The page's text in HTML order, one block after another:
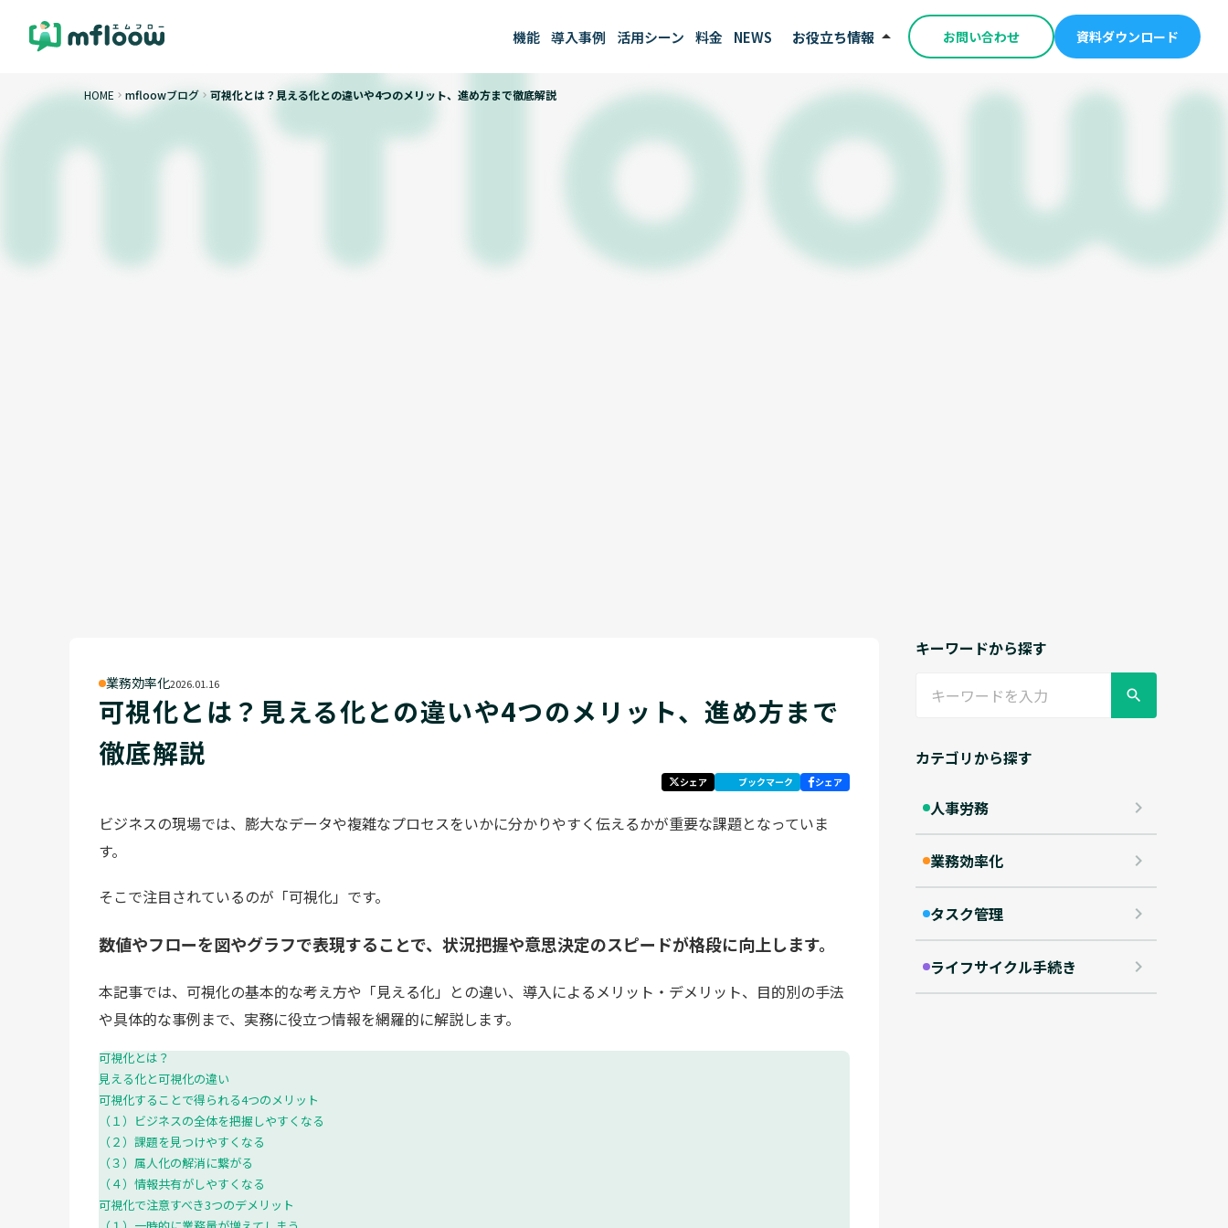
HOME keyboard_arrow_right mfloowブログ keyboard_arrow_right 可視化とは？見える化との違いや4つのメリット、進め方まで徹底解説
業務効率化2026.01.16
可視化とは？見える化との違いや4つのメリット、進め方まで
徹底解説
シェア ブックマーク シェア
ビジネスの現場では、膨大なデータや複雑なプロセスをいかに分かりやすく伝えるかが重要な課題となっていま
す。
そこで注目されているのが「可視化」です。
数値やフローを図やグラフで表現することで、状況把握や意思決定のスピードが格段に向上します。
本記事では、可視化の基本的な考え方や「見える化」との違い、導入によるメリット・デメリット、目的別の手法
や具体的な事例まで、実務に役立つ情報を網羅的に解説します。
可視化とは？
見える化と可視化の違い
可視化することで得られる4つのメリット
（１）ビジネスの全体を把握しやすくなる
（２）課題を見つけやすくなる
（３）属人化の解消に繋がる
（４）情報共有がしやすくなる
可視化で注意すべき3つのデメリット
キーワードから探す
search
カテゴリから探す
人事労務 keyboard_arrow_right
業務効率化 keyboard_arrow_right
タスク管理 keyboard_arrow_right
ライフサイクル手続き keyboard_arrow_right
機能 導入事例 活用シーン 料金 NEWS お役立ち情報 arrow_drop_up お問い合わせ 資料ダウンロード